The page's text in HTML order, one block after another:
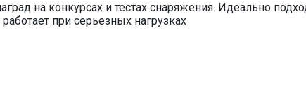
на конкурсах и тестах снаряжения. Идеально
при серьезных нагрузках